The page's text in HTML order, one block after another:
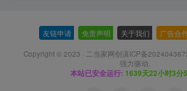
友链申请 免责声明 关于我们 广告合
Copyright © 2023 · 二当家网创滇ICP备
强力驱动.
本站已安全运行: 1639天22小时3分